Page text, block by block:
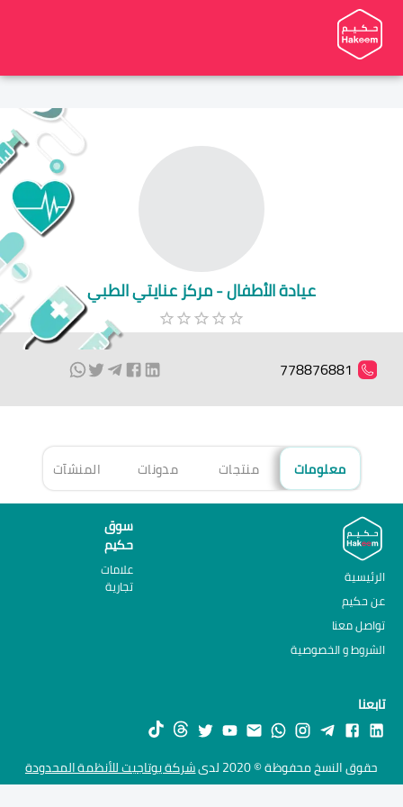
عيادة الأطفال - مركز عنايتي الطبي
778876881
معلومات منتجات مدونات المنشآت
الرئيسية
عن حكيم
تواصل معنا
الشروط و الخصوصية
سوق
حكيم
علامات
تجارية
تابعنا
حقوق النسخ محفوظة © 2020 لدى شركة يوتاجيت للأنظمة المحدودة